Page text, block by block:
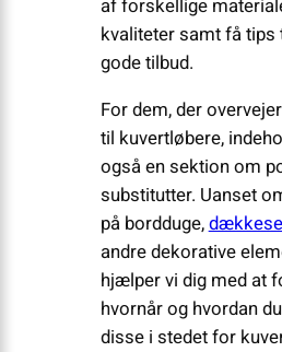
af forskellige
kvaliteter samt få tips
gode tilbud.
For dem, der
til kuvertløbere,
også en sektion om
substitutter. Uanset
på bordduge,
andre dekorative
hjælper vi dig med at
hvornår og hvordan
disse i stedet for